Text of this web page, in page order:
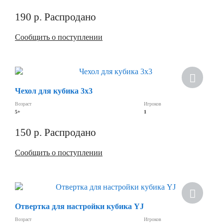
190 р. Распродано
Сообщить о поступлении
Чехол для кубика 3х3
Возраст
5+
Игроков
1
150 р. Распродано
Сообщить о поступлении
Отвертка для настройки кубика YJ
Возраст
Игроков